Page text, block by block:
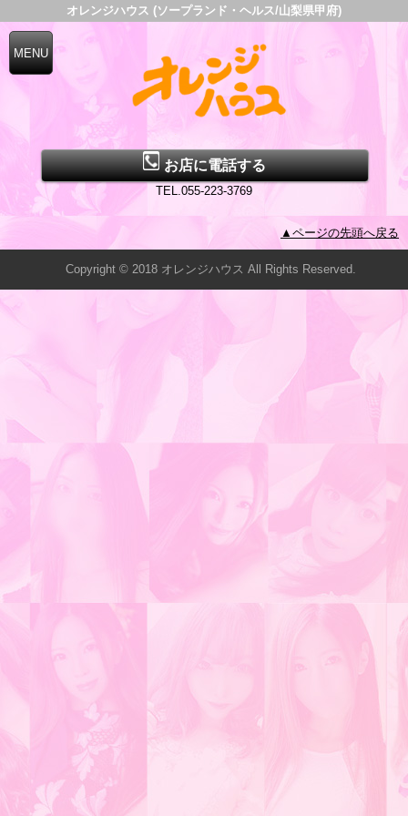
オレンジハウス (ソープランド・ヘルス/山梨県甲府)
お店に電話する
TEL.055-223-3769
▲ページの先頭へ戻る
Copyright © 2018 オレンジハウス All Rights Reserved.